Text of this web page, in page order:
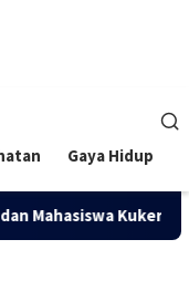
Gaya Hidup
Kukerta